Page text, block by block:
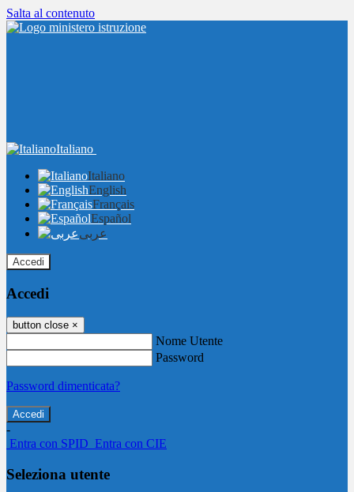
Salta al contenuto
Italiano
Italiano
English
Français
Español
عربى
Accedi
Accedi
button close ×
Nome Utente
Password
Password dimenticata?
-
Entra con SPID Entra con CIE
Seleziona utente